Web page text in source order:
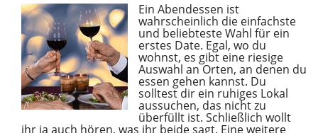
Ein Abendessen ist
wahrscheinlich die einfachste
und beliebteste Wahl für ein
erstes Date. Egal, wo du
wohnst, es gibt eine riesige
Auswahl an Orten, an denen du
essen gehen kannst. Du
solltest dir ein ruhiges Lokal
aussuchen, das nicht zu
überfüllt ist. Schließlich wollt
ihr ja auch hören, was ihr beide sagt. Eine weitere